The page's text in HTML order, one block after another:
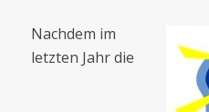
Nachdem im
letzten Jahr die